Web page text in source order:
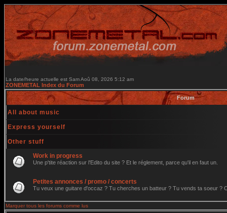
La date/heure actuelle est Sam Aoû 08, 2026 5:12 am
ZONEMETAL Index du Forum
Forum
All about music
Express yourself
Other stuff
Work in progress
Une p'tite réaction sur l'Edito du site ? Et le réglement, parce qu'il en faut un.
Petites annonces / promo / concerts
Tu veux une guitare d'occaz ? Tu cherches un batteur ? Tu vends ta soeur ?
Marquer tous les forums comme lus